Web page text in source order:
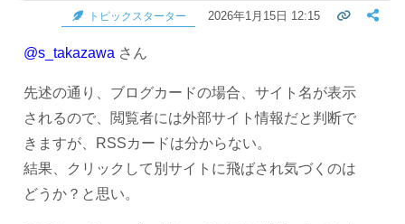
トピックスターター 2026年1月15日 12:15
@s_takazawa さん
先述の通り、ブログカードの場合、サイト名が表示
されるので、閲覧者には外部サイト情報だと判断で
きますが、RSSカードは分からない。
結果、クリックして別サイトに飛ばされ気づくのは
どうか？と思い。